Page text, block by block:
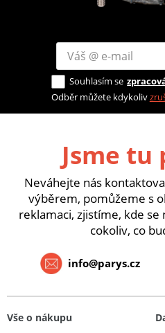
Souhlasím se
Odběr můžete kdykoliv
Jsme tu
Neváhejte nás
výběrem, pomůžeme s
reklamaci, zjistíme, kde se
cokoliv, co
info@parys.cz
Vše o nákupu